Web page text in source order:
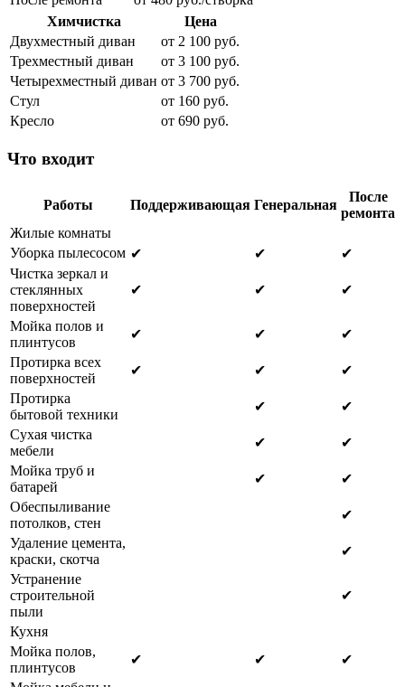
Химчистка
Цена
Двухместный диван
от 2 100 руб.
Трехместный диван
от 3 100 руб.
Четырехместный диван от 3 700 руб.
Стул
от 160 руб.
Кресло
от 690 руб.
Что входит
Работы Поддерживающая Генеральная
После
ремонта
Жилые комнаты
Уборка пылесосом ✔ ✔
✔
Чистка зеркал и
стеклянных
поверхностей
✔ ✔ ✔
Мойка полов и
плинтусов
✔ ✔
✔
Протирка всех
поверхностей
✔ ✔
✔
Протирка
бытовой техники
✔
✔
Сухая чистка
мебели
✔
✔
Мойка труб и
батарей
✔
✔
Обеспыливание
потолков, стен
✔
Удаление цемента,
краски, скотча
✔
Устранение
строительной
пыли
✔
Кухня
Мойка полов,
плинтусов
✔ ✔
✔